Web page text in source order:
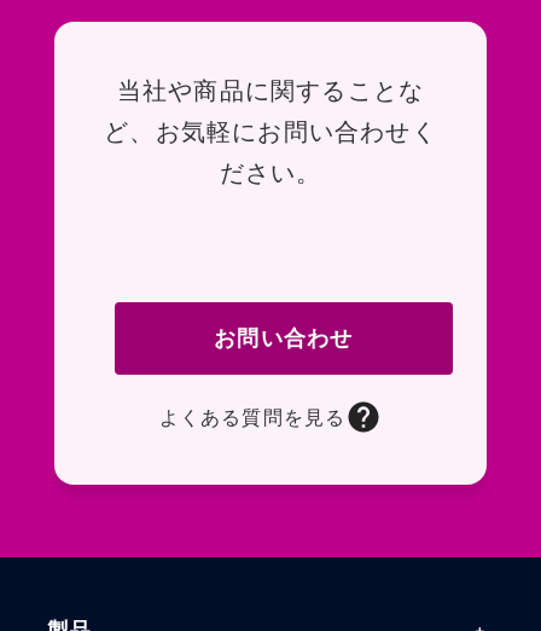
お問い合わせ
当社や商品に関することな
ど、お気軽にお問い合わせく
ださい。
お問い合わせ
よくある質問を見る